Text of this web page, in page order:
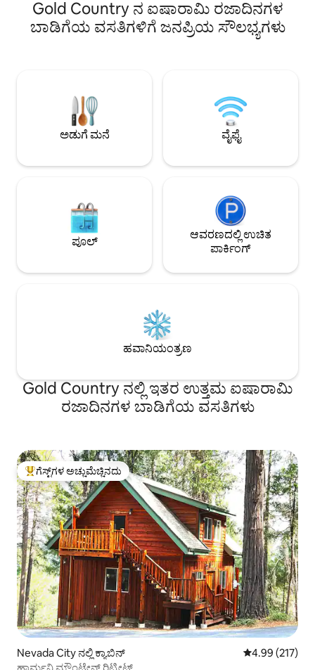
ನಂತರ ಪೈನ್ ಮರಗಳ ಕೆಳಗೆ ಹಾಟ್ ಟಬ್‌ನಲ್ಲಿ
ಮಿಂದೇಳಿ, ಬೆಂಕಿಯ ಪಕ್ಕದಲ್ಲಿ ಆರಾಮವಾಗಿ
ಕುಳಿತುಕೊಳ್ಳಿ, ಬೆಳಗ್ಗೆ ಎಸ್ಪ್ರೆಸೊ ಸವಿಯಿರಿ ಅಥವಾ
ಪ್ರತ್ಯೇಕವಾದ, ಪ್ರಣಯಮಯ, ನಾಯಿ-ಸ್ನೇಹಿ ಮತ್ತು
ಇಬ್ಬರಿಗಾಗಿ ವಿನ್ಯಾಸಗೊಳಿಸಲಾಗಿದೆ. 4 ಜನರವರೆಗೆ
ವಾಸಿಸಬಹುದು.
ಮೇಲ್ಛಾವಣಿಯ
ನೆಲೆಸಿರುವುದನ್ನು
ಪರಿಶೀಲಿಸಿ. ಕ್ರೀಕ್
ಅನನ್ಯ ರಜಾದಿನದ
ಮತ್ತು ರಚಿಸಲು
ಶುಭ ಪ್ರಯಾಣ!
Gold Country ನ ಐಷಾರಾಮಿ ರಜಾದಿನಗಳ
ಬಾಡಿಗೆಯ ವಸತಿಗಳಿಗೆ ಜನಪ್ರಿಯ ಸೌಲಭ್ಯಗಳು
ಅಡುಗೆ ಮನೆ ವೈಫೈ
ಪೂಲ್
ಆವರಣದಲ್ಲಿ ಉಚಿತ
ಪಾರ್ಕಿಂಗ್
ಹವಾನಿಯಂತ್ರಣ
Gold Country ನಲ್ಲಿ ಇತರ ಉತ್ತಮ ಐಷಾರಾಮಿ
ರಜಾದಿನಗಳ ಬಾಡಿಗೆಯ ವಸತಿಗಳು
ಗೆಸ್ಟ್‌ಗಳಿಗೆ ಅತಿ ಹೆಚ್ಚು ಅಚ್ಚುಮೆಚ್ಚಿನದು
ಗೆಸ್ಟ್‌ಗಳ ಅಚ್ಚುಮೆಚ್ಚಿನದು
Nevada City ನಲ್ಲಿ ಕ್ಯಾಬಿನ್ 5 ರಲ್ಲಿ 4.99
4.99 (217)
ಹಾರ್ಮನಿ ಮೌಂಟೇನ್ ರಿಟ್ರೀಟ್